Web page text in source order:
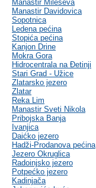
Manastir Mileševa
Manastir Davidovica
Sopotnica
Ledena pećina
Stopića pećina
Kanjon Drine
Mokra Gora
Hidrocentrala na Đetinji
Stari Grad - Užice
Zlatarsko jezero
Zlatar
Reka Lim
Manastir Sveti Nikola
Pribojska Banja
Ivanjica
Daićko jezero
Hadži-Prodanova pećina
Jezero Okruglica
Radoinjsko jezero
Potpećko jezero
Kadinjača